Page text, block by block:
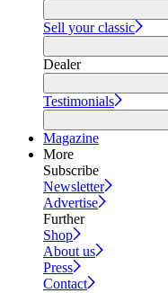
Sell your classic
Dealer
Testimonials
Magazine
More
Subscribe
Newsletter
Advertise
Further
Shop
About us
Press
Contact